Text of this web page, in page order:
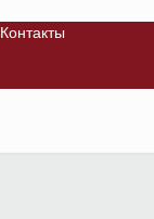
Контакты